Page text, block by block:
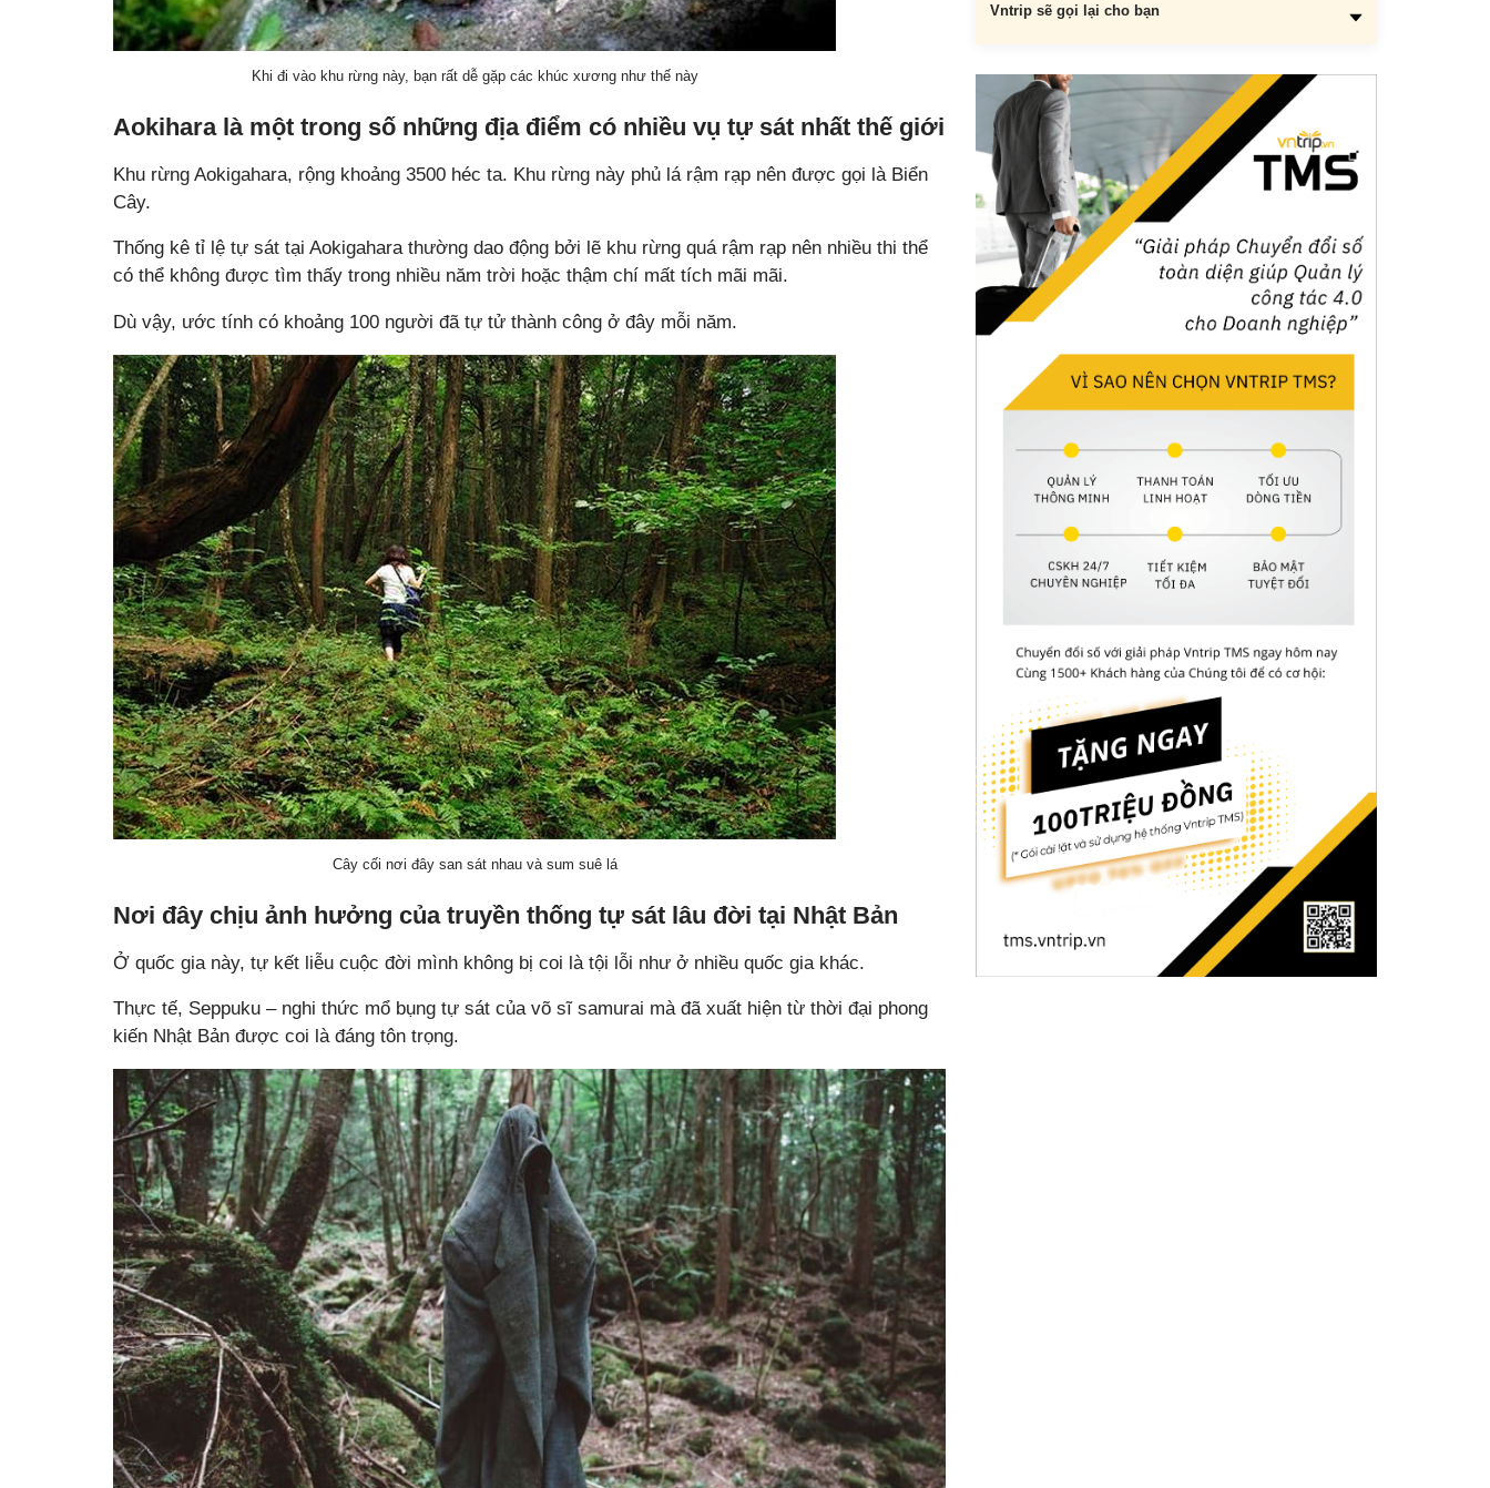
Khi đi vào khu rừng này, bạn rất dễ gặp các khúc xương như thế này
Aokihara là một trong số những địa điểm có nhiều vụ tự sát nhất thế giới
Khu rừng Aokigahara, rộng khoảng 3500 héc ta. Khu rừng này phủ lá rậm rạp nên được gọi là Biển
Cây.
Thống kê tỉ lệ tự sát tại Aokigahara thường dao động bởi lẽ khu rừng quá rậm rạp nên nhiều thi thể
có thể không được tìm thấy trong nhiều năm trời hoặc thậm chí mất tích mãi mãi.
Dù vậy, ước tính có khoảng 100 người đã tự tử thành công ở đây mỗi năm.
Cây cối nơi đây san sát nhau và sum suê lá
Nơi đây chịu ảnh hưởng của truyền thống tự sát lâu đời tại Nhật Bản
Ở quốc gia này, tự kết liễu cuộc đời mình không bị coi là tội lỗi như ở nhiều quốc gia khác.
Thực tế, Seppuku – nghi thức mổ bụng tự sát của võ sĩ samurai mà đã xuất hiện từ thời đại phong
kiến Nhật Bản được coi là đáng tôn trọng.
Nhiều người phải dùng băng dính để tránh bị lạc
Đi dọc con đường có thể phát hiện ra những sự thật
rùng rợn
Vntrip sẽ gọi lại cho bạn